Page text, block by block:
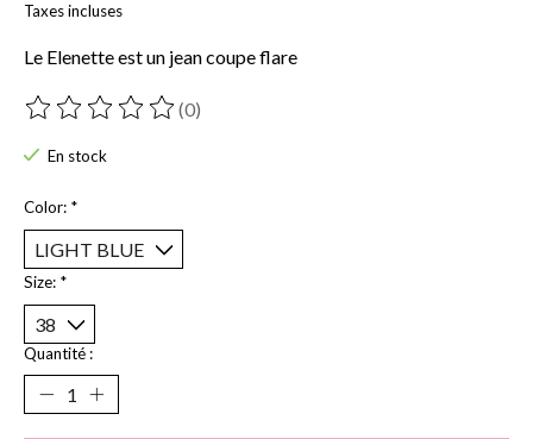
Taxes incluses
Le Elenette est un jean coupe flare
Ce produit est évalué à
(0)
En stock
Color: *
Size: *
Quantité :